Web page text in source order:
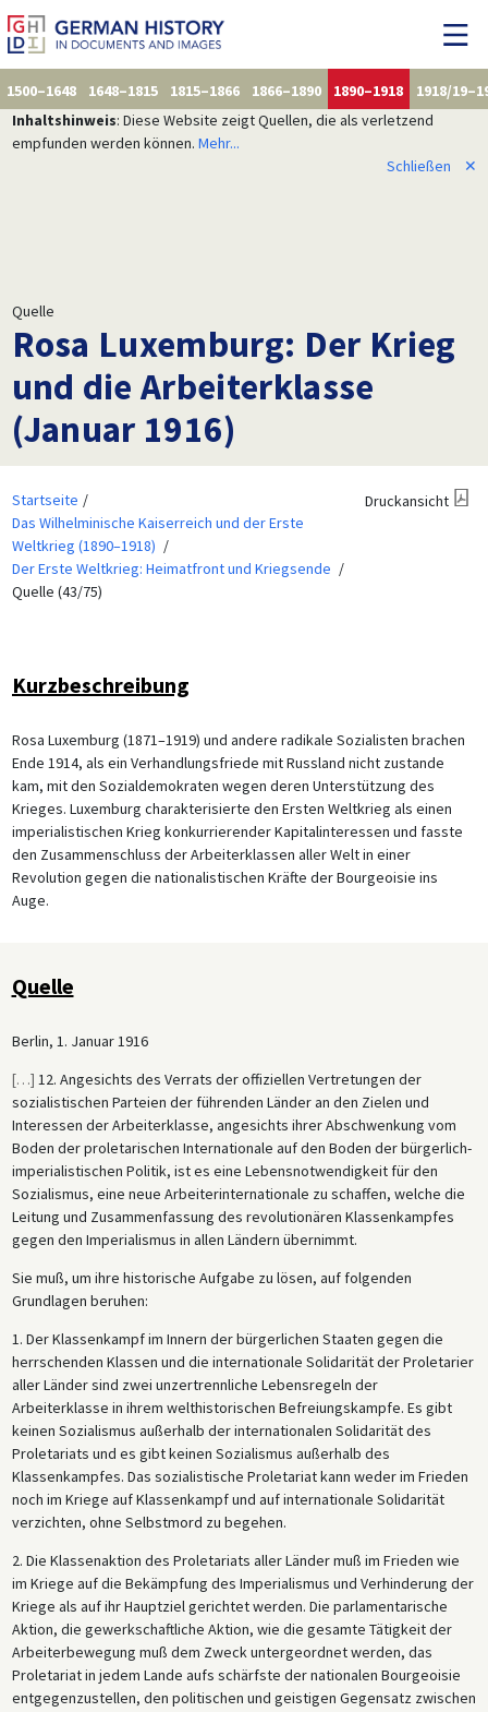
1500–1648 1648–1815 1815–1866 1866–1890 1890–1918
1918/
Inhaltshinweis: Diese Website zeigt Quellen, die als verletzend
empfunden werden können. Mehr...
Schließen
✕
Quelle
Rosa Luxemburg: Der Krieg
und die Arbeiterklasse
(Januar 1916)
Startseite
Das Wilhelminische Kaiserreich und der Erste
Weltkrieg (1890–1918)
Der Erste Weltkrieg: Heimatfront und Kriegsende
Quelle (43/75)
Druckansicht
Kurzbeschreibung
Rosa Luxemburg (1871–1919) und andere radikale Sozialisten brachen
Ende 1914, als ein Verhandlungsfriede mit Russland nicht zustande
kam, mit den Sozialdemokraten wegen deren Unterstützung des
Krieges. Luxemburg charakterisierte den Ersten Weltkrieg als einen
imperialistischen Krieg konkurrierender Kapitalinteressen und fasste
den Zusammenschluss der Arbeiterklassen aller Welt in einer
Revolution gegen die nationalistischen Kräfte der Bourgeoisie ins
Auge.
Quelle
Berlin, 1. Januar 1916
[…] 12. Angesichts des Verrats der offiziellen Vertretungen der
sozialistischen Parteien der führenden Länder an den Zielen und
Interessen der Arbeiterklasse, angesichts ihrer Abschwenkung vom
Boden der proletarischen Internationale auf den Boden der bürgerlich-
imperialistischen Politik, ist es eine Lebensnotwendigkeit für den
Sozialismus, eine neue Arbeiterinternationale zu schaffen, welche die
Leitung und Zusammenfassung des revolutionären Klassenkampfes
gegen den Imperialismus in allen Ländern übernimmt.
Sie muß, um ihre historische Aufgabe zu lösen, auf folgenden
Grundlagen beruhen:
1. Der Klassenkampf im Innern der bürgerlichen Staaten gegen die
herrschenden Klassen und die internationale Solidarität der Proletarier
aller Länder sind zwei unzertrennliche Lebensregeln der
Arbeiterklasse in ihrem welthistorischen Befreiungskampfe. Es gibt
keinen Sozialismus außerhalb der internationalen Solidarität des
Proletariats und es gibt keinen Sozialismus außerhalb des
Klassenkampfes. Das sozialistische Proletariat kann weder im Frieden
noch im Kriege auf Klassenkampf und auf internationale Solidarität
verzichten, ohne Selbstmord zu begehen.
2. Die Klassenaktion des Proletariats aller Länder muß im Frieden wie
im Kriege auf die Bekämpfung des Imperialismus und Verhinderung der
Kriege als auf ihr Hauptziel gerichtet werden. Die parlamentarische
Aktion, die gewerkschaftliche Aktion, wie die gesamte Tätigkeit der
Arbeiterbewegung muß dem Zweck untergeordnet werden, das
Proletariat in jedem Lande aufs schärfste der nationalen Bourgeoisie
entgegenzustellen, den politischen und geistigen Gegensatz zwischen